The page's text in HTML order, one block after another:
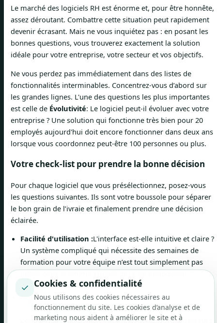
Le marché des logiciels RH est énorme et, pour être honnête,
assez déroutant. Combattre cette situation peut rapidement
devenir écrasant. Mais ne vous inquiétez pas : en posant les
bonnes questions, vous trouverez exactement la solution
idéale pour votre entreprise, votre secteur et vos objectifs.
Ne vous perdez pas immédiatement dans des listes de
fonctionnalités interminables. Concentrez-vous d’abord sur
les grandes lignes. L'une des questions les plus importantes
est celle de Évolutivité: Le logiciel peut-il évoluer avec votre
entreprise ? Une solution qui fonctionne très bien pour 20
employés aujourd'hui doit encore fonctionner dans deux ans
lorsque vous coordonnez peut-être 100 personnes ou plus.
Votre check-list pour prendre la bonne décision
Pour chaque logiciel que vous présélectionnez, posez-vous
les questions suivantes. Ils sont votre boussole pour séparer
le bon grain de l’ivraie et finalement prendre une décision
éclairée.
Facilité d'utilisation :L'interface est-elle intuitive et claire ?
Un système compliqué qui nécessite des semaines de
formation pour votre équipe n’est tout simplement pas
Indiquer.
Interfaces :Le logiciel peut-il être facilement connecté à
votre système de paie existant ou à d’autres systèmes ?
Les transferts de données manuels sont sources d'erreurs
✓ Cookies & confidentialité
Nous utilisons des cookies nécessaires au
fonctionnement du site. Les cookies d’analyse et de
marketing nous aident à améliorer le site et à